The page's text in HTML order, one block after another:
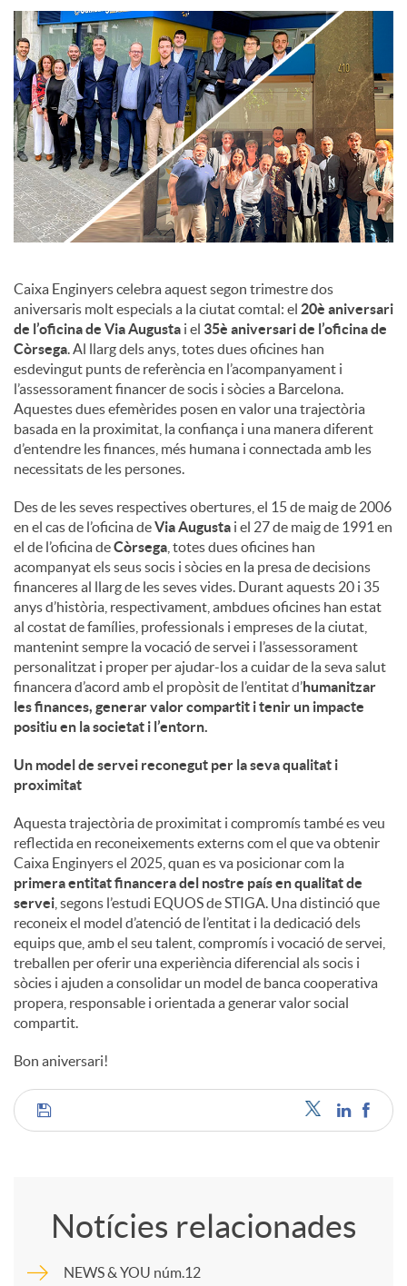
e
c
o
n
t
i
n
g
u
t
s
Caixa Enginyers celebra aquest segon trimestre dos
aniversaris molt especials a la ciutat comtal: el 20è aniversari
de l’oficina de Via Augusta i el 35è aniversari de l’oficina de
Còrsega. Al llarg dels anys, totes dues oficines han
esdevingut punts de referència en l’acompanyament i
l’assessorament financer de socis i sòcies a Barcelona.
Aquestes dues efemèrides posen en valor una trajectòria
basada en la proximitat, la confiança i una manera diferent
d’entendre les finances, més humana i connectada amb les
necessitats de les persones.
Des de les seves respectives obertures, el 15 de maig de 2006
en el cas de l’oficina deVia Augusta i el 27 de maig de 1991 en
el de l’oficina deCòrsega , totes dues oficines han
acompanyat els seus socis i sòcies en la presa de decisions
financeres al llarg de les seves vides. Durant aquests 20 i 35
anys d’història, respectivament, ambdues oficines han estat
al costat de famílies, professionals i empreses de la ciutat,
mantenint sempre la vocació de servei i l’assessorament
personalitzat i proper per ajudar-los a cuidar de la seva salut
financera d’acord amb el propòsit de l’entitat d’humanitzar
les finances, generar valor compartit i tenir un impacte
positiu en la societat i l’entorn.
Un model de servei reconegut per la seva qualitat i
proximitat
Aquesta trajectòria de proximitat i compromís també es veu
reflectida en reconeixements externs com el que va obtenir
Caixa Enginyers el 2025, quan es va posicionar com la
primera entitat financera del nostre país en qualitat de
servei , segons l’estudi EQUOS de STIGA. Una distinció que
reconeix el model d’atenció de l’entitat i la dedicació dels
equips que, amb el seu talent, compromís i vocació de servei,
treballen per oferir una experiència diferencial als socis i
sòcies i ajuden a consolidar un model de banca cooperativa
propera, responsable i orientada a generar valor social
compartit.
Bon aniversari!
C
Notícies relacionades
NEWS & YOU núm.12